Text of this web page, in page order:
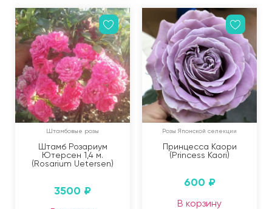
Штамбовые розы
Штамб Розариум
Ютерсен 1,4 м.
(Rosarium Uetersen)
3500 ₽
Розы Японской селекции
Принцесса Каори
(Princess Kaori)
600 ₽
В корзину